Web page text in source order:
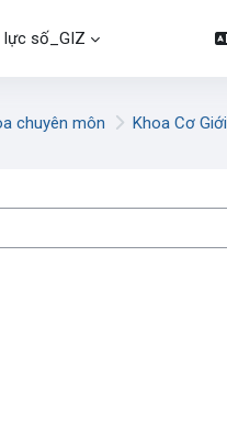
lực số_GIZ
chuyên môn Khoa Cơ Giới